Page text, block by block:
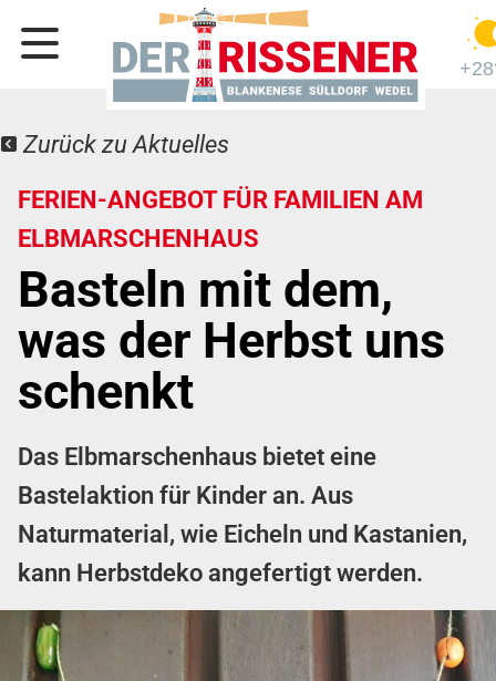
Zurück zu Aktuelles
FERIEN-ANGEBOT FÜR FAMILIEN AM
ELBMARSCHENHAUS
Basteln mit dem,
was der Herbst uns
schenkt
Das Elbmarschenhaus bietet eine
Bastelaktion für Kinder an. Aus
Naturmaterial, wie Eicheln und Kastanien,
kann Herbstdeko angefertigt werden.